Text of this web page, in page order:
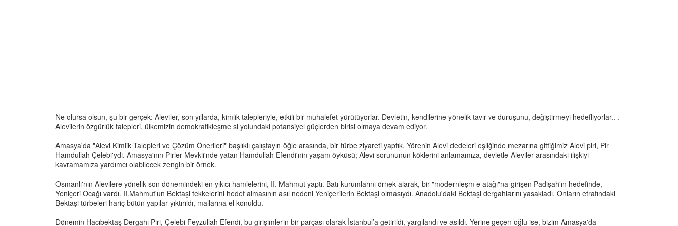
Ne olursa olsun, şu bir gerçek: Aleviler, son yıllarda, kimlik talepleriyle, etkili bir muhalefet yürütüyorlar. Devletin, kendilerine yönelik tavır ve duruşunu, değiştirmeyi hedefliyorlar.. .
Alevilerin özgürlük talepleri, ülkemizin demokratikleşme si yolundaki potansiyel güçlerden birisi olmaya devam ediyor.
Amasya'da "Alevi Kimlik Talepleri ve Çözüm Önerileri" başlıklı çalıştayın öğle arasında, bir türbe ziyareti yaptık. Yörenin Alevi dedeleri eşliğinde mezarına gittiğimiz Alevi piri, Pir
Hamdullah Çelebi'ydi. Amasya'nın Pirler Mevkii'nde yatan Hamdullah Efendi'nin yaşam öyküsü; Alevi sorununun köklerini anlamamıza, devletle Aleviler arasındaki ilişkiyi
kavramamıza yardımcı olabilecek zengin bir örnek.
Osmanlı'nın Alevilere yönelik son dönemindeki en yıkıcı hamlelerini, II. Mahmut yaptı. Batı kurumlarını örnek alarak, bir "modernleşm e atağı"na girişen Padişah'ın hedefinde,
Yeniçeri Ocağı vardı. II.Mahmut'un Bektaşi tekkelerini hedef almasının asıl nedeni Yeniçerilerin Bektaşi olmasıydı. Anadolu'daki Bektaşi dergahlarını yasakladı. Onların etrafındaki
Bektaşi türbeleri hariç bütün yapılar yıktırıldı, mallarına el konuldu.
Dönemin Hacıbektaş Dergahı Piri, Çelebi Feyzullah Efendi, bu girişimlerin bir parçası olarak İstanbul’a getirildi, yargılandı ve asıldı. Yerine geçen oğlu ise, bizim Amasya'da